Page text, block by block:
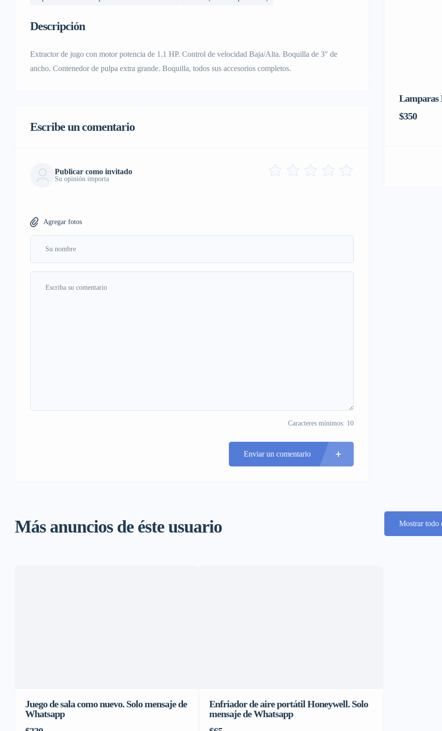
Descripción
Extractor de jugo con motor potencia de 1.1 HP. Control de velocidad Baja/Alta. Boquilla de 3″ de
ancho. Contenedor de pulpa extra grande. Boquilla, todos sus accesorios completos.
Escribe un comentario
Publicar como invitado
Su opinión importa
Agregar fotos
Caracteres mínimos: 10
Enviar un comentario
Lamparas
$350
Más anuncios de éste usuario Mostrar todo
Juego de sala como nuevo. Solo mensaje de
Whatsapp
Enfriador de aire portátil Honeywell. Solo
mensaje de Whatsapp